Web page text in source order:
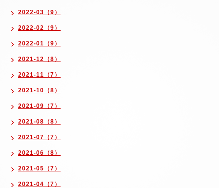
2022-03（9）
2022-02（9）
2022-01（9）
2021-12（8）
2021-11（7）
2021-10（8）
2021-09（7）
2021-08（8）
2021-07（7）
2021-06（8）
2021-05（7）
2021-04（7）